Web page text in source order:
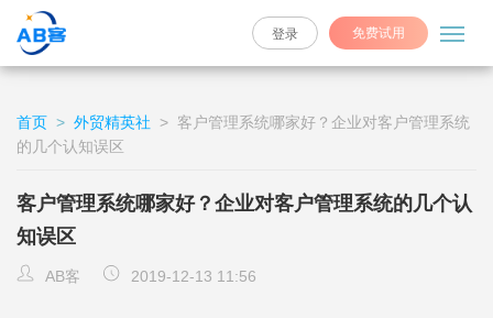
免费试用
登录
首页 > 外贸精英社 > 客户管理系统哪家好？企业对客户管理系统
的几个认知误区
客户管理系统哪家好？企业对客户管理系统的几个认
知误区
AB客 2019-12-13 11:56